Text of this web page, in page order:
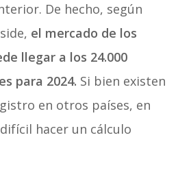
De hecho, según
el mercado de los
llegar a los 24.000
para 2024. Si bien existen
en otros países, en
hacer un cálculo